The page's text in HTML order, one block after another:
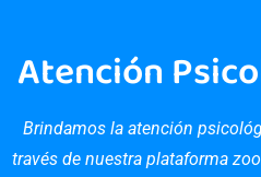
Atención
Brindamos la atención
través de nuestra plataforma